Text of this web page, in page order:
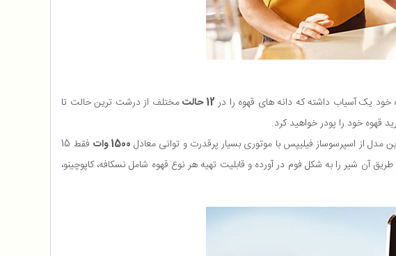
12 حالت
مختلف از درشت ترین حالت تا
قهوه خود را پودر خواهید کرد.
مدل از اسپرسوساز فیلیپس با موتوری بسیار پرقدرت و توانی معادل 1500 وات
فقط 15
نماید و این دستگاه فشار بخاری معادل 15 بار را تولید خواهد کرد که از طریق آن شیر را به شکل فوم در آورده و قابلیت تهیه هر نوع قهوه شامل نسکافه، کاپوچینو،